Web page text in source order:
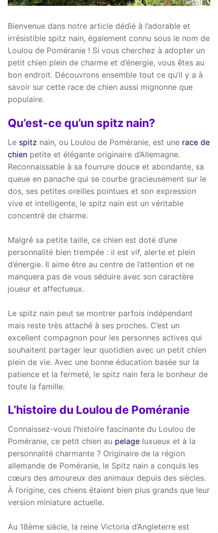
Bienvenue dans notre article dédié à l’adorable et
irrésistible spitz nain, également connu sous le nom de
Loulou de Poméranie ! Si vous cherchez à adopter un
petit chien plein de charme et d’énergie, vous êtes au
bon endroit. Découvrons ensemble tout ce qu’il y a à
savoir sur cette race de chien aussi mignonne que
populaire.
Qu’est-ce qu’un spitz nain?
Le spitz nain, ou Loulou de Poméranie, est une race de
chien petite et élégante originaire d’Allemagne.
Reconnaissable à sa fourrure douce et abondante, sa
queue en panache qui se courbe gracieusement sur le
dos, ses petites oreilles pointues et son expression
vive et intelligente, le spitz nain est un véritable
concentré de charme.
Malgré sa petite taille, ce chien est doté d’une
personnalité bien trempée : il est vif, alerte et plein
d’énergie. Il aime être au centre de l’attention et ne
manquera pas de vous séduire avec son caractère
joueur et affectueux.
Le spitz nain peut se montrer parfois indépendant
mais reste très attaché à ses proches. C’est un
excellent compagnon pour les personnes actives qui
souhaitent partager leur quotidien avec un petit chien
plein de vie. Avec une bonne éducation basée sur la
patience et la fermeté, le spitz nain fera le bonheur de
toute la famille.
L’histoire du Loulou de Poméranie
Connaissez-vous l’histoire fascinante du Loulou de
Poméranie, ce petit chien au pelage luxueux et à la
personnalité charmante ? Originaire de la région
allemande de Poméranie, le Spitz nain a conquis les
cœurs des amoureux des animaux depuis des siècles.
À l’origine, ces chiens étaient bien plus grands que leur
version miniature actuelle.
Au 18ème siècle, la reine Victoria d’Angleterre est